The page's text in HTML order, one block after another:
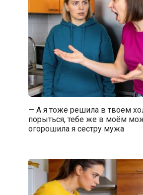
— А я тоже решила в твоём
порыться, тебе же в моём
огорошила я сестру мужа